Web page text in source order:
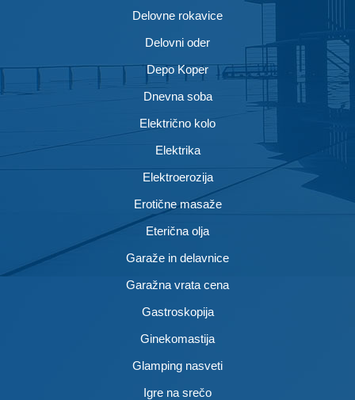
Delovne rokavice
Delovni oder
Depo Koper
Dnevna soba
Električno kolo
Elektrika
Elektroerozija
Erotične masaže
Eterična olja
Garaže in delavnice
Garažna vrata cena
Gastroskopija
Ginekomastija
Glamping nasveti
Igre na srečo